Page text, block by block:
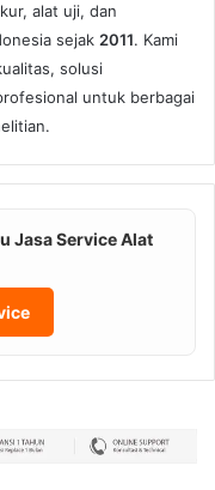
alat uji, dan
sejak 2011. Kami
solusi
untuk berbagai
Jasa Service Alat